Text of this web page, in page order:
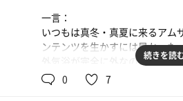
い。ともだち。
銭湯サウナなだけに整うには向
水圧のかかるしっかりした湯舟
ら
一言：
いつもは真冬・真夏に来るアム
ンテンツを生かすには早かった
外気浴が完全に外なので真夏の
刺すような寒さにサウナの余熱
続きを読
0 7